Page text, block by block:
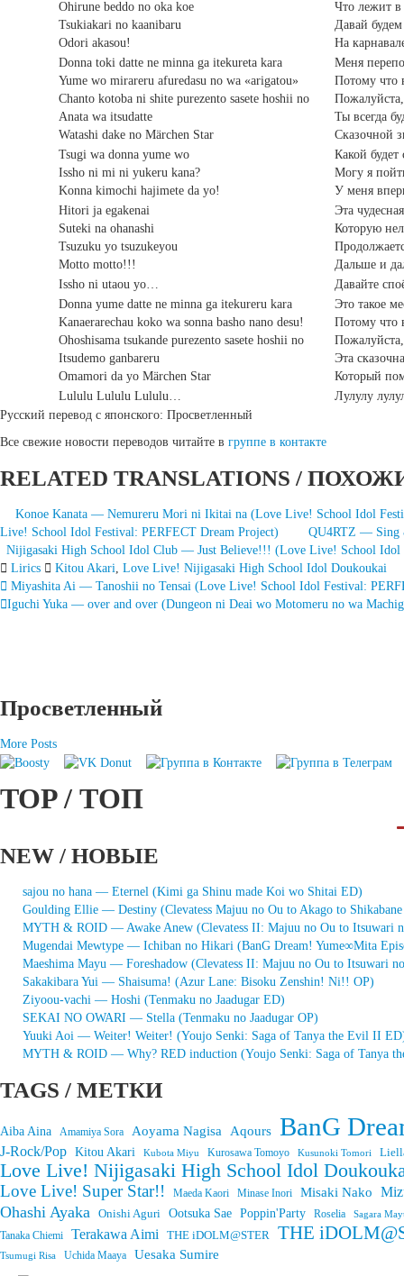
Ohirune beddo no oka koe
Tsukiakari no kaanibaru
Odori akasou!
Что лежит в
Давай
На
Donna toki datte ne minna ga itekureta kara
Yume wo mirareru afuredasu no wa «arigatou»
Chanto kotoba ni shite purezento sasete hoshii no
Anata wa itsudatte
Watashi dake no Märchen Star
Меня
Потому что
Ты всегда
Сказочной
Tsugi wa donna yume wo
Issho ni mi ni yukeru kana?
Konna kimochi hajimete da yo!
Какой
Могу я
У меня
Hitori ja egakenai
Suteki na ohanashi
Tsuzuku yo tsuzukeyou
Motto motto!!!
Эта
Которую
Дальше и
Issho ni utaou yo…
Давайте
Donna yume datte ne minna ga itekureru kara
Kanaerarechau koko wa sonna basho nano desu!
Ohoshisama tsukande purezento sasete hoshii no
Itsudemo ganbareru
Omamori da yo Märchen Star
Это такое
Потому что
Эта
Который
Lululu Lululu Lululu…
Лулулу
Русский перевод с японского: Просветленный
Все свежие новости переводов читайте в группе в контакте
RELATED TRANSLATIONS /
Konoe Kanata — Nemureru Mori ni Ikitai na (Love Live! School Idol
Live! School Idol Festival: PERFECT Dream Project)
QU4RTZ — Sing
Nijigasaki High School Idol Club — Just Believe!!! (Love Live! School Idol
Lirics
Kitou Akari, Love Live! Nijigasaki High School Idol Doukoukai
Запись
Miyashita Ai — Tanoshii no Tensai (Love Live! School Idol Festival:
Iguchi Yuka — over and over (Dungeon ni Deai wo Motomeru no wa
Просветленный
More Posts
TOP / ТОП
NEW / НОВЫЕ
sajou no hana — Eternel (Kimi ga Shinu made Koi wo Shitai ED)
Goulding Ellie — Destiny (Clevatess Majuu no Ou to Akago to Shikabane
MYTH & ROID — Awake Anew (Clevatess II: Majuu no Ou to Itsuwari
Mugendai Mewtype — Ichiban no Hikari (BanG Dream! Yume∞Mita
Maeshima Mayu — Foreshadow (Clevatess II: Majuu no Ou to Itsuwari no
Sakakibara Yui — Shaisuma! (Azur Lane: Bisoku Zenshin! Ni!! OP)
Ziyoou-vachi — Hoshi (Tenmaku no Jaadugar ED)
SEKAI NO OWARI — Stella (Tenmaku no Jaadugar OP)
Yuuki Aoi — Weiter! Weiter! (Youjo Senki: Saga of Tanya the Evil II
MYTH & ROID — Why? RED induction (Youjo Senki: Saga of Tanya
TAGS / МЕТКИ
Aiba Aina Amamiya Sora Aoyama Nagisa Aqours BanG
J-Rock/Pop Kitou Akari Kubota Miyu Kurosawa Tomoyo Kusunoki Tomori
Love Live! Nijigasaki High School Idol
Love Live! Super Star!! Maeda Kaori Minase Inori Misaki Nako
Ohashi Ayaka Onishi Aguri Ootsuka Sae Poppin'Party Roselia Sagara
Tanaka Chiemi Terakawa Aimi THE iDOLM@STER THE
Tsumugi Risa Uchida Maaya Uesaka Sumire